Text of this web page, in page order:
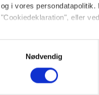
og i vores
"Cookiedeklaration", eller
Dine valg anvendes på hele
Vi ønsker dit samtykke til at
Nødvendig